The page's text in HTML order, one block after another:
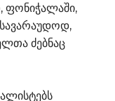
ფონიჭალაში,
ძებნაც